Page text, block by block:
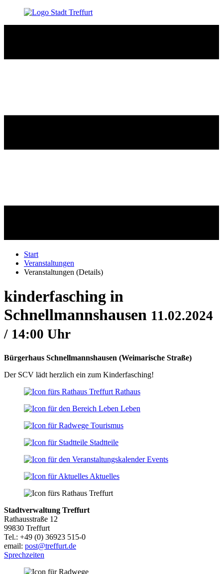
Start
Veranstaltungen
Veranstaltungen (Details)
kinderfasching in
Schnellmannshausen 11.02.2024
/ 14:00 Uhr
Bürgerhaus Schnellmannshausen (Weimarische Straße)
Der SCV lädt herzlich ein zum Kinderfasching!
Rathaus
Leben
Tourismus
Stadtteile
Events
Aktuelles
Stadtverwaltung Treffurt
Rathausstraße 12
99830 Treffurt
Tel.: +49 (0) 36923 515-0
email: post@treffurt.de
Sprechzeiten